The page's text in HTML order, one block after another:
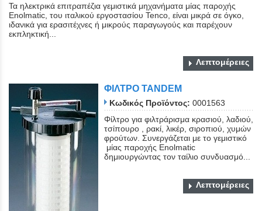
Τα ηλεκτρικά επιτραπέζια γεμιστικά μηχανήματα μίας παροχής
Enolmatic, του ιταλικού εργοστασίου Tenco, είναι μικρά σε όγκο,
ιδανικά για ερασιτέχνες ή μικρούς παραγωγούς και παρέχουν
εκπληκτική...
Λεπτομέρειες
ΦΙΛΤΡΟ TANDEM
Κωδικός Προϊόντος: 0001563
Φίλτρο για φιλτράρισμα κρασιού, λαδιού,
τσίπουρο , ρακί, λικέρ, σιροπιού, χυμών
φρούτων. Συνεργάζεται με το γεμιστικό
μίας παροχής Enolmatic
δημιουργώντας τον ταίλιο συνδυασμό...
Λεπτομέρειες